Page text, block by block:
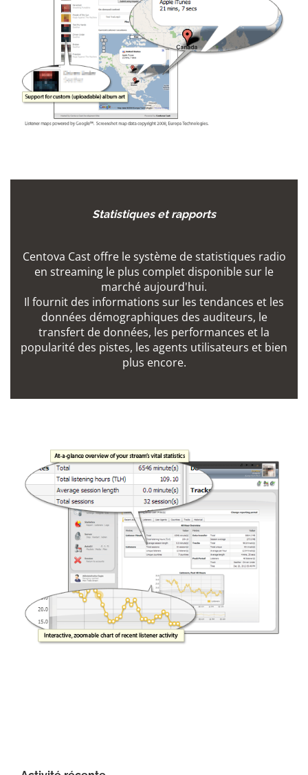
Statistiques et rapports
Centova Cast offre le système de statistiques radio
en streaming le plus complet disponible sur le
marché aujourd'hui.
Il fournit des informations sur les tendances et les
données démographiques des auditeurs, le
transfert de données, les performances et la
popularité des pistes, les agents utilisateurs et bien
plus encore.